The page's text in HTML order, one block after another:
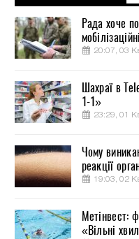
Рада хоче
20:07, 03
Шахраї в
1-1»
23:29, 01
Чому
реакції
19:03, 02
Метінвест:
«Вільні